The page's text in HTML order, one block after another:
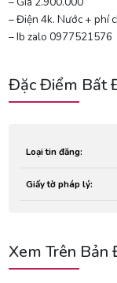
– Điện 4k. Nước + phí
– Ib zalo 0977521576
Đặc Điểm Bất
Loại tin đăng:
Giấy tờ pháp lý:
Xem Trên Bản